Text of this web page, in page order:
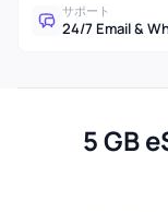
サポート
24/7 Email &
5 GB